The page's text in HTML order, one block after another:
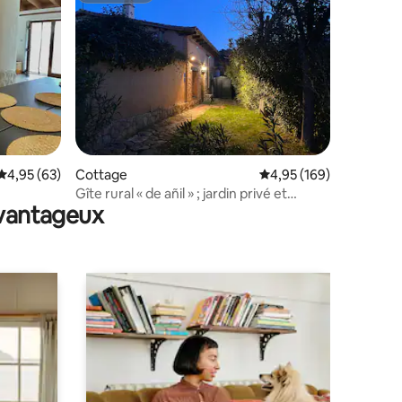
: 4,97 sur 5
moyenne sur la base de 63 commentaires : 4,95 sur 5
4,95 (63)
Cottage Évaluation moyenne
4,95 (169)
Gîte rural « de añil » ; jardin privé et
porche